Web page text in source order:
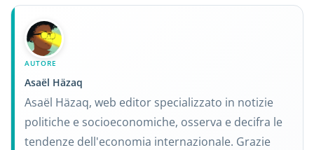
AUTORE
Asaël Häzaq
Asaël Häzaq, web editor specializzato in notizie
politiche e socioeconomiche, osserva e decifra le
tendenze dell'economia internazionale. Grazie